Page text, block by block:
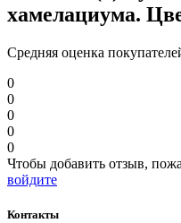
хамелациума.
Средняя оценка
0
0
0
0
0
Чтобы добавить отзыв,
войдите
Контакты